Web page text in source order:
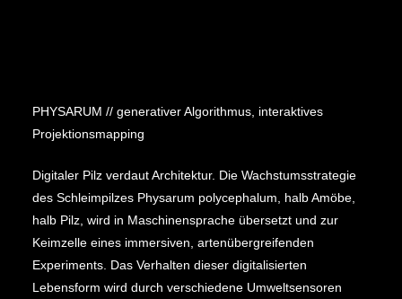
PHYSARUM // generativer Algorithmus, interaktives
Projektionsmapping
Digitaler Pilz verdaut Architektur. Die Wachstumsstrategie
des Schleimpilzes Physarum polycephalum, halb Amöbe,
halb Pilz, wird in Maschinensprache übersetzt und zur
Keimzelle eines immersiven, artenübergreifenden
Experiments. Das Verhalten dieser digitalisierten
Lebensform wird durch verschiedene Umweltsensoren